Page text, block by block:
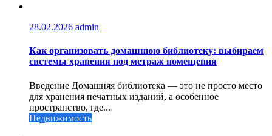
28.02.2026 admin
Как организовать домашнюю библиотеку: выбираем
системы хранения под метраж помещения
Введение Домашняя библиотека — это не просто место
для хранения печатных изданий, а особенное
пространство, где...
Недвижимость